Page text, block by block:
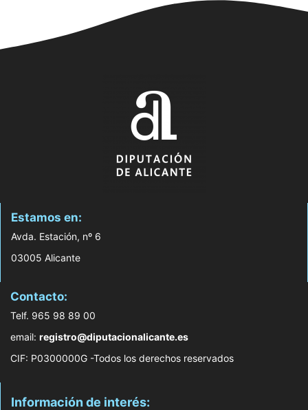
Estamos en:
Avda. Estación, nº 6
03005 Alicante
Contacto:
Telf. 965 98 89 00
email: registro@diputacionalicante.es
CIF: P0300000G -Todos los derechos reservados
Información de interés: